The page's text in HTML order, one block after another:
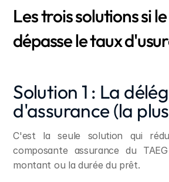
Les trois solutions si
dépasse le taux
Solution 1 : La
d'assurance (la
C'est la seule solution qui
composante assurance du
montant ou la durée du prêt.